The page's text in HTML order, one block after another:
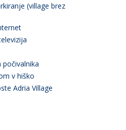
(village brez
počivalnika
v hiško
Adria Village